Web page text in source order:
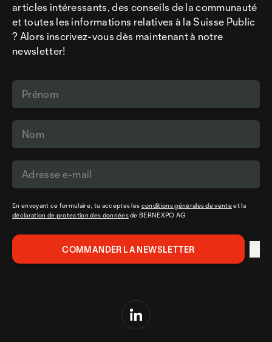
articles intéressants, des conseils de la communauté
et toutes les informations relatives à la Suisse Public
? Alors inscrivez-vous dès maintenant à notre
newsletter!
En envoyant ce formulaire, tu acceptes les conditions générales de venteet la
déclaration de protection des donnéesde BERNEXPO AG